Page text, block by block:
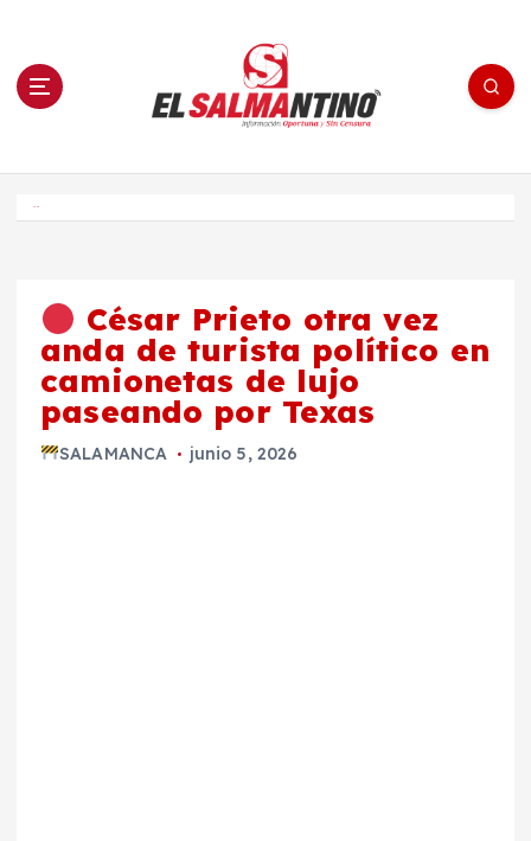
n El Salmantino - medios/noticias/editorial
César Prieto otra vez
anda de turista político en
camionetas de lujo
paseando por Texas
SALAMANCA junio 5, 2026